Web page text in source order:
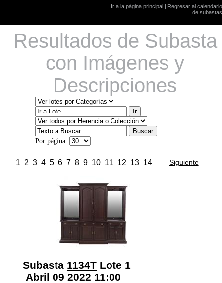
Ir a la página principal | Regresar al calendario
de subastas
Resultados de Subasta
con Imágenes y
Descripciones
Por página:
1 2 3 4 5 6 7 8 9 10 11 12 13 14 Siguiente
Subasta 1134T Lote 1
Abril 09 2022 11:00